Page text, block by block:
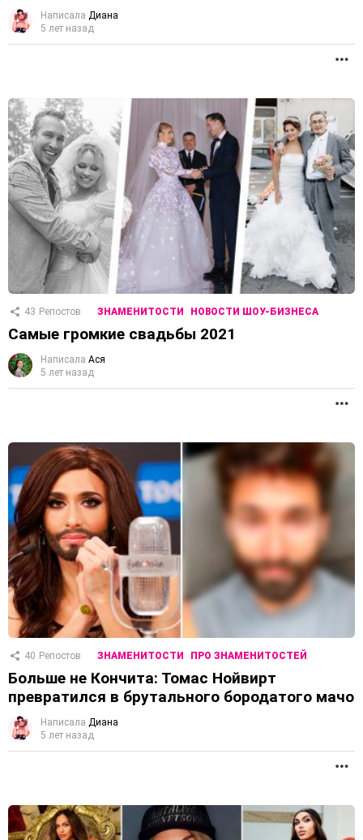
Написала Диана
5 лет назад
43 Репостов ЗНАМЕНИТОСТИ НОВОСТИ ШОУ-БИЗНЕСА
Самые громкие свадьбы 2021
Написала Ася
5 лет назад
40 Репостов ЗНАМЕНИТОСТИ ПРО ЗНАМЕНИТОСТЕЙ
Больше не Кончита: Томас Нойвирт
превратился в брутального бородатого мачо
Написала Диана
5 лет назад